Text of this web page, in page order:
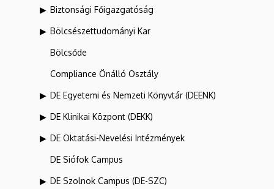
Biztonsági Főigazgatóság
Bölcsészettudományi Kar
Bölcsőde
Compliance Önálló Osztály
DE Egyetemi és Nemzeti Könyvtár (DEENK)
DE Klinikai Központ (DEKK)
DE Oktatási-Nevelési Intézmények
DE Siófok Campus
DE Szolnok Campus (DE-SZC)